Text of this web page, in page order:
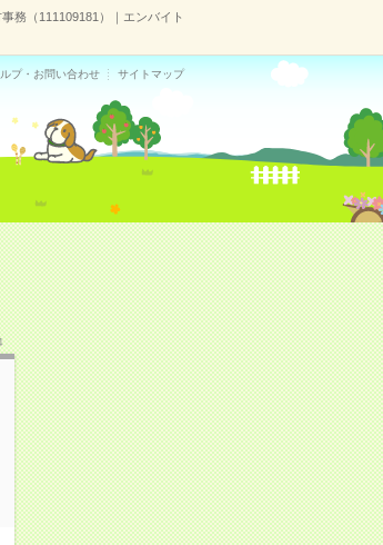
務（111109181）｜エンバイト
プ・お問い合わせ サイトマップ